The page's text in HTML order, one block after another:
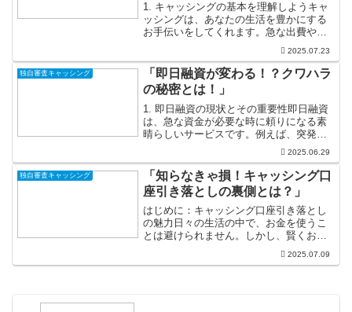
1. キャッシングの基本を理解しようキャ
ッシングは、あなたの生活を豊かにする
お手伝いをしてくれます。急な出費や予
期せぬ支出に直面したとき、キャッシン
グを活用することで心の余裕を持つこと
ができます。しかし、しっかりと知識を
持たないまま利用する...
2025.07.23
独自審査キャッシング
「即日融資が変わる！？クワハラ
の秘密とは！」
1. 即日融資の現状とその重要性即日融資
は、急な資金が必要な時に頼りになる素
晴らしいサービスです。例えば、突発的
な医療費が発生したり、家電が故障して
トを逃したくない瞬間、即日融資はまさ
に救世主です。そんな...
2025.06.29
独自審査キャッシング
「知らなきゃ損！キャッシング口
座引き落としの裏側とは？」
はじめに：キャッシング口座引き落とし
の魅力日々の生活の中で、お金を使うこ
とは避けられません。しかし、賢くお金
を管理することができれば、もっと楽し
く、ストレスフリーな生活を送ることが
2025.07.09